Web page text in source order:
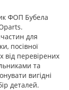
ФОП Бубела
для
посівної
від перевірених
та
вигідні
деталей.